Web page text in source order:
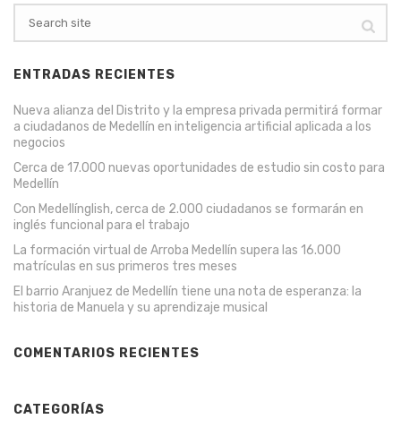
ENTRADAS RECIENTES
Nueva alianza del Distrito y la empresa privada permitirá formar
a ciudadanos de Medellín en inteligencia artificial aplicada a los
negocios
Cerca de 17.000 nuevas oportunidades de estudio sin costo para
Medellín
Con Medellínglish, cerca de 2.000 ciudadanos se formarán en
inglés funcional para el trabajo
La formación virtual de Arroba Medellín supera las 16.000
matrículas en sus primeros tres meses
El barrio Aranjuez de Medellín tiene una nota de esperanza: la
historia de Manuela y su aprendizaje musical
COMENTARIOS RECIENTES
CATEGORÍAS